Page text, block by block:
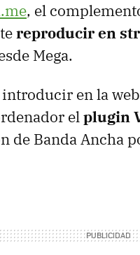
, el
reproducir en
Mega.
en la
elplugin
de Banda Ancha